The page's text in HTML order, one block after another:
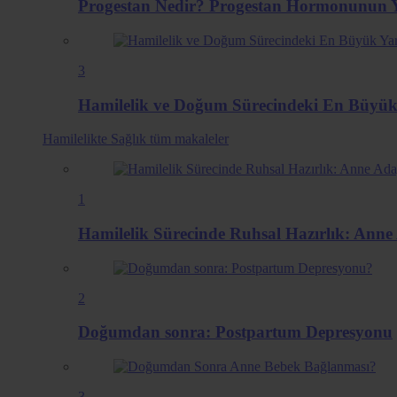
Progestan Nedir? Progestan Hormonunun
3
Hamilelik ve Doğum Sürecindeki En Büyük
Hamilelikte Sağlık tüm makaleler
1
Hamilelik Sürecinde Ruhsal Hazırlık:
2
Doğumdan sonra: Postpartum Depresyonu